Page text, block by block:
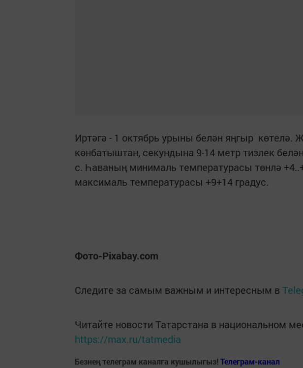
Иртәгә - 1 октябрь урыны белән яңгыр көтелә.
көнбатыштан, секундына 9-14 метр тизлек
с. Һаваның минималь температурасы төнлә
максималь температурасы +9+14 градус.
Фото-Pixabay.com
Следите за самым важным и интересным в
Читайте новости Татарстана в национальном
https://max.ru/tatmedia
Безнең телеграм каналга кушылыгыз! Телеграм-канал